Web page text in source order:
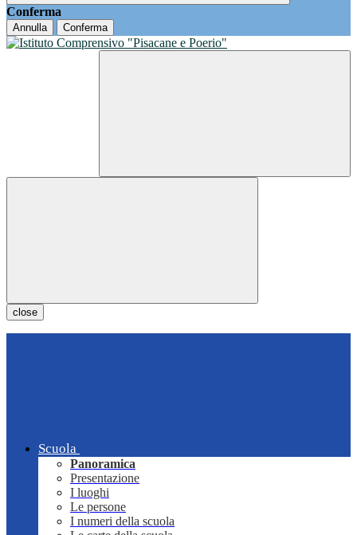
Conferma
Annulla Conferma
close
Scuola
Panoramica
Presentazione
I luoghi
Le persone
I numeri della scuola